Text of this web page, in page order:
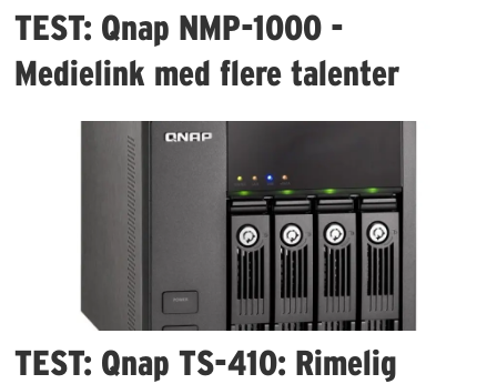
TEST: Qnap NMP-1000 -
Medielink med flere talenter
TEST: Qnap TS-410: Rimelig